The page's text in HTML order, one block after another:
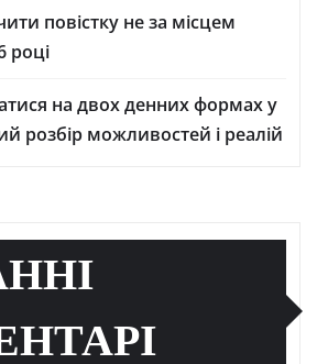
повістку не за місцем
році
на двох денних формах у
розбір можливостей і реалій